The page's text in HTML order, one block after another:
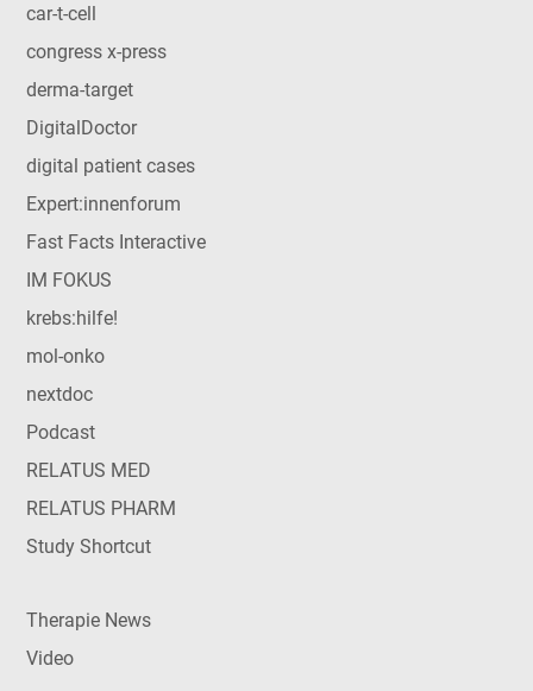
car-t-cell
congress x-press
derma-target
DigitalDoctor
digital patient cases
Expert:innenforum
Fast Facts Interactive
IM FOKUS
krebs:hilfe!
mol-onko
nextdoc
Podcast
RELATUS MED
RELATUS PHARM
Study Shortcut
Therapie News
Video